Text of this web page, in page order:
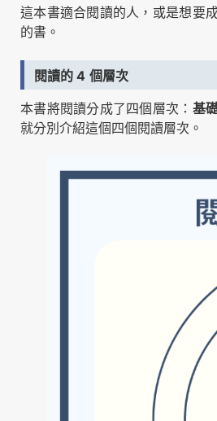
這本書適合閱讀的人，或是想要
的書。
閱讀的 4 個層次
本書將閱讀分成了四個層次： 基
就分別介紹這個四個閱讀層次。